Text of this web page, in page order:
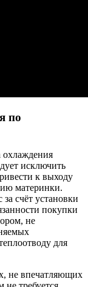
по
охлаждения
исключить
к выходу
материнки.
счёт установки
покупки
не
для
не впечатляющих